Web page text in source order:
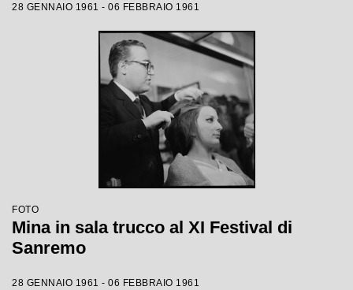
28 GENNAIO 1961 - 06 FEBBRAIO 1961
FOTO
Mina in sala trucco al XI Festival di
Sanremo
28 GENNAIO 1961 - 06 FEBBRAIO 1961